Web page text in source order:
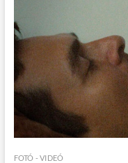
FOTÓ - VIDEÓ